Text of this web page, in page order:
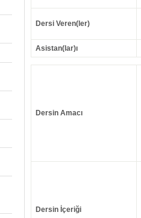
Dersi Veren(ler)
Asistan(lar)ı
Dersin Amacı
Dersin İçeriği